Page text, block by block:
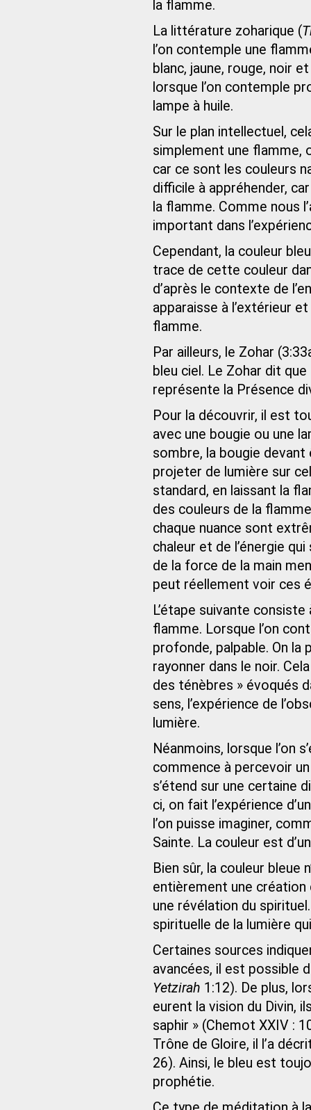
la flamme.
La littérature zoharique (
l’on contemple une
blanc, jaune, rouge, noir
lorsque l’on contemple
lampe à huile.
Sur le plan intellectuel,
simplement une flamme,
car ce sont les couleurs
difficile à appréhender,
la flamme. Comme nous
important dans
Cependant, la couleur
trace de cette couleur
d’après le contexte de
apparaisse à l’extérieur
flamme.
Par ailleurs, le Zohar
bleu ciel. Le Zohar dit
représente la Présence
Pour la découvrir, il est
avec une bougie ou une
sombre, la bougie
projeter de lumière sur
standard, en laissant la
des couleurs de la
chaque nuance sont
chaleur et de l’énergie
de la force de la main
peut réellement voir ces
L’étape suivante
flamme. Lorsque l’on
profonde, palpable. On
rayonner dans le noir.
des ténèbres » évoqués
sens, l’expérience de
lumière.
Néanmoins, lorsque l’on
commence à percevoir
s’étend sur une certaine
ci, on fait l’expérience
l’on puisse imaginer,
Sainte. La couleur est
Bien sûr, la couleur bleue
entièrement une création
une révélation du
spirituelle de la lumière
Certaines sources
avancées, il est possible
Yetzirah 1:12). De plus,
eurent la vision du Divin,
saphir » (Chemot XXIV :
Trône de Gloire, il l’a
26). Ainsi, le bleu est
prophétie.